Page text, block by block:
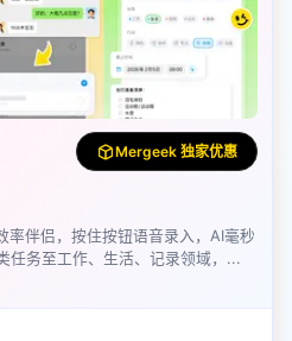
Mergeek 独家优惠
率伴侣，按住按钮语音录入，AI毫秒
任务至工作、生活、记录领域，...